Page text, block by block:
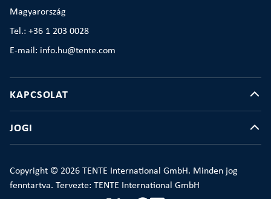
Magyarország
Tel.: +36 1 203 0028
E-mail: info.hu@tente.com
KAPCSOLAT
JOGI
Copyright © 2026 TENTE International GmbH. Minden jog
fenntartva. Tervezte: TENTE International GmbH